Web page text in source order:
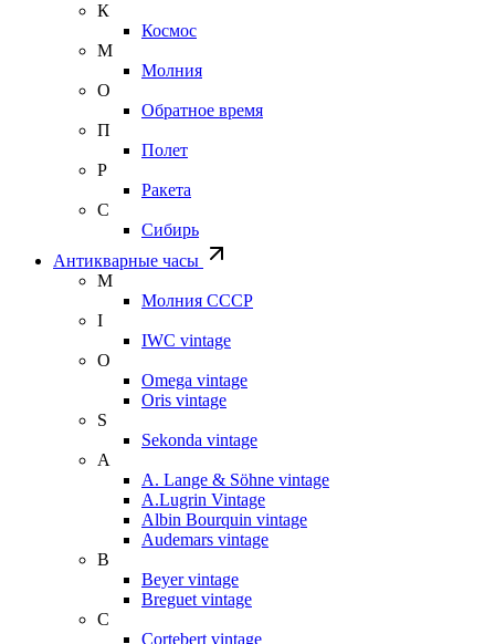
К
Космос
М
Молния
О
Обратное время
П
Полет
Р
Ракета
С
Сибирь
Антикварные часы
М
Молния СССР
I
IWC vintage
O
Omega vintage
Oris vintage
S
Sekonda vintage
A
A. Lange & Söhne vintage
A.Lugrin Vintage
Albin Bourquin vintage
Audemars vintage
B
Beyer vintage
Breguet vintage
C
Cortebert vintage